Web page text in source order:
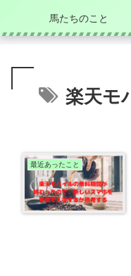
馬たちのこと
楽天モ
最近あったこと